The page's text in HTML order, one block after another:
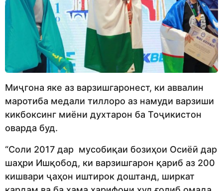
Миҷгона яке аз варзишгаронест, ки аввалин
маротиба медали тиллоро аз намуди варзиши
кикбоксинг миёни духтарон ба Тоҷикистон
оварда буд.
“Соли 2017 дар мусобиқаи бозиҳои Осиёӣ дар
шаҳри Ишқобод, ки варзишгарон қариб аз 200
кишвари ҷаҳон иштирок доштанд, ширкат